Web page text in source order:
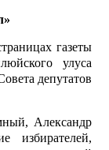
газеты
улуса
депутатов
Александр
избирателей,